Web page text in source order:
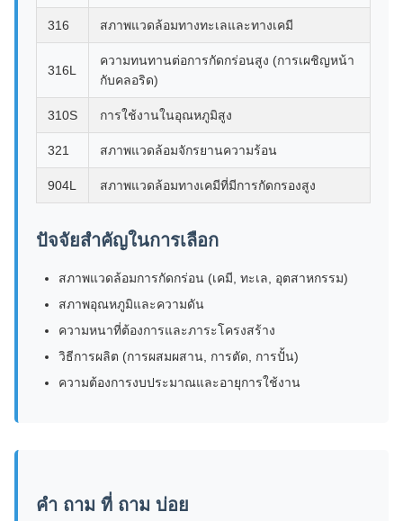
316 สภาพแวดล้อมทางทะเลและทางเคมี
316L
ความทนทานต่อการกัดกร่อนสูง (การเผชิญหน้า
กับคลอริด)
310S การใช้งานในอุณหภูมิสูง
321 สภาพแวดล้อมจักรยานความร้อน
904L สภาพแวดล้อมทางเคมีที่มีการกัดกรองสูง
ปัจจัยสําคัญในการเลือก
สภาพแวดล้อมการกัดกร่อน (เคมี, ทะเล, อุตสาหกรรม)
สภาพอุณหภูมิและความดัน
ความหนาที่ต้องการและภาระโครงสร้าง
วิธีการผลิต (การผสมผสาน, การตัด, การปั้น)
ความต้องการงบประมาณและอายุการใช้งาน
คํา ถาม ที่ ถาม บ่อย